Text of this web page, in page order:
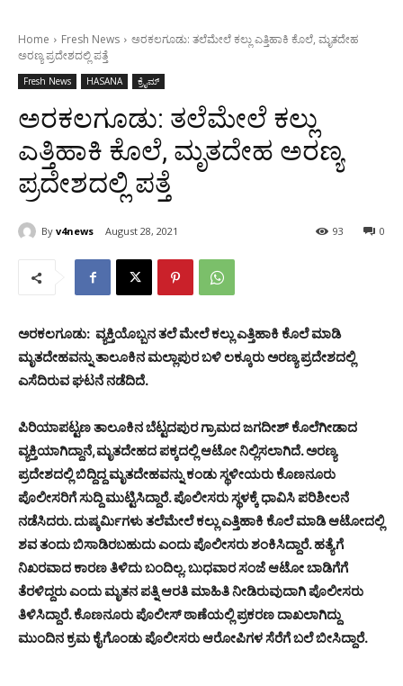
Home Fresh News
ಅರಕಲಗೂಡು: ತಲೆಮೇಲೆ ಕಲ್ಲು ಎತ್ತಿಹಾಕಿ ಕೊಲೆ, ಮೃತದೇಹ
ಅರಣ್ಯ ಪ್ರದೇಶದಲ್ಲಿ ಪತ್ತೆ
Fresh News HASANA ಕ್ರೈಮ್
ಅರಕಲಗೂಡು: ತಲೆಮೇಲೆ ಕಲ್ಲು
ಎತ್ತಿಹಾಕಿ ಕೊಲೆ, ಮೃತದೇಹ ಅರಣ್ಯ
ಪ್ರದೇಶದಲ್ಲಿ ಪತ್ತೆ
By v4news August 28, 2021 0
93
ಅರಕಲಗೂಡು: ವ್ಯಕ್ತಿಯೊಬ್ಬನ ತಲೆ ಮೇಲೆ ಕಲ್ಲು ಎತ್ತಿಹಾಕಿ ಕೊಲೆ ಮಾಡಿ
ಮೃತದೇಹವನ್ನು ತಾಲೂಕಿನ ಮಲ್ಲಾಪುರ ಬಳಿ ಲಕ್ಕೂರು ಅರಣ್ಯ ಪ್ರದೇಶದಲ್ಲಿ
ಎಸೆದಿರುವ ಘಟನೆ ನಡೆದಿದೆ.
ಪಿರಿಯಾಪಟ್ಟಣ ತಾಲೂಕಿನ ಬೆಟ್ಟದಪುರ ಗ್ರಾಮದ ಜಗದೀಶ್ ಕೊಲೆಗೀಡಾದ
ವ್ಯಕ್ತಿಯಾಗಿದ್ದಾನೆ,ಮೃತದೇಹದ ಪಕ್ಕದಲ್ಲಿ ಆಟೋ ನಿಲ್ಲಿಸಲಾಗಿದೆ. ಅರಣ್ಯ
ಪ್ರದೇಶದಲ್ಲಿ ಬಿದ್ದಿದ್ದ ಮೃತದೇಹವನ್ನು ಕಂಡು ಸ್ಥಳೀಯರು ಕೊಣನೂರು
ಪೊಲೀಸರಿಗೆ ಸುದ್ದಿ ಮುಟ್ಟಿಸಿದ್ದಾರೆ. ಪೊಲೀಸರು ಸ್ಥಳಕ್ಕೆ ಧಾವಿಸಿ ಪರಿಶೀಲನೆ
ನಡೆಸಿದರು. ದುಷ್ಕರ್ಮಿಗಳು ತಲೆಮೇಲೆ ಕಲ್ಲು ಎತ್ತಿಹಾಕಿ ಕೊಲೆ ಮಾಡಿ ಆಟೋದಲ್ಲಿ
ಶವ ತಂದು ಬಿಸಾಡಿರಬಹುದು ಎಂದು ಪೊಲೀಸರು ಶಂಕಿಸಿದ್ದಾರೆ. ಹತ್ಯೆಗೆ
ನಿಖರವಾದ ಕಾರಣ ತಿಳಿದು ಬಂದಿಲ್ಲ. ಬುಧವಾರ ಸಂಜೆ ಆಟೋ ಬಾಡಿಗೆಗೆ
ತೆರಳಿದ್ದರು ಎಂದು ಮೃತನ ಪತ್ನಿ ಆರತಿ ಮಾಹಿತಿ ನೀಡಿರುವುದಾಗಿ ಪೊಲೀಸರು
ತಿಳಿಸಿದ್ದಾರೆ. ಕೊಣನೂರು ಪೊಲೀಸ್ ಠಾಣೆಯಲ್ಲಿ ಪ್ರಕರಣ ದಾಖಲಾಗಿದ್ದು
ಮುಂದಿನ ಕ್ರಮ ಕೈಗೊಂಡು ಪೊಲೀಸರು ಆರೋಪಿಗಳ ಸೆರೆಗೆ ಬಲೆ ಬೀಸಿದ್ದಾರೆ.